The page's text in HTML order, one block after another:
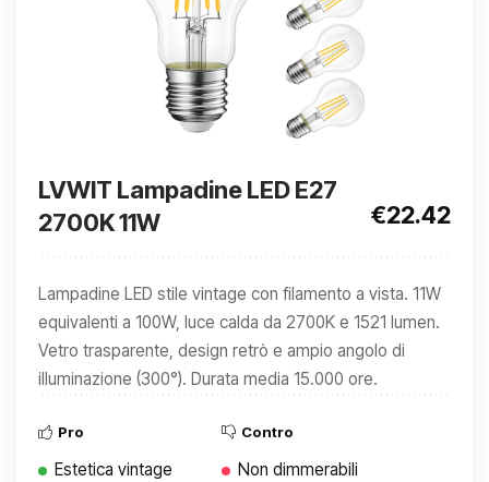
LVWIT Lampadine LED E27
2700K 11W
€22.42
Lampadine LED stile vintage con filamento a vista. 11W
equivalenti a 100W, luce calda da 2700K e 1521 lumen.
Vetro trasparente, design retrò e ampio angolo di
illuminazione (300°). Durata media 15.000 ore.
Pro
Estetica vintage
Contro
Non dimmerabili